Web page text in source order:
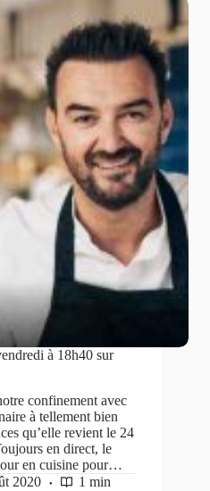
à 18h40 sur
confinement avec
à tellement bien
qu’elle revient le 24
en direct, le
en cuisine pour…
2020 1 min